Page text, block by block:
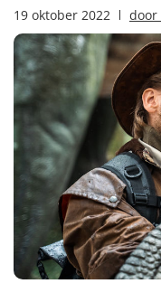
19 oktober 2022 door